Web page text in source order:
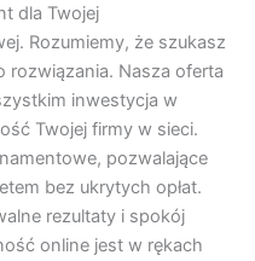
dla Twojej
Rozumiemy, że szukasz
rozwiązania. Nasza oferta
inwestycja w
Twojej firmy w sieci.
pozwalające
bez ukrytych opłat.
rezultaty i spokój
online jest w rękach